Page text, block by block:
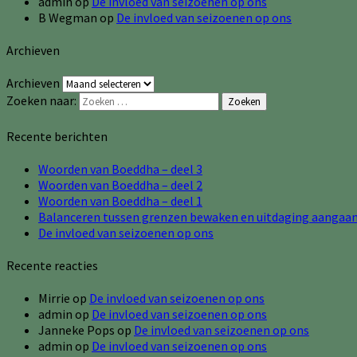
B Wegman op De invloed van seizoenen op ons
Archieven
Archieven
Zoeken naar:
Zoeken
Recente berichten
Woorden van Boeddha – deel 3
Woorden van Boeddha – deel 2
Woorden van Boeddha – deel 1
Balanceren tussen grenzen bewaken en uitdaging
De invloed van seizoenen op ons
Recente reacties
Mirrie op De invloed van seizoenen op ons
admin op De invloed van seizoenen op ons
Janneke Pops op De invloed van seizoenen op ons
admin op De invloed van seizoenen op ons